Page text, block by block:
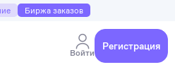
Биржа заказов
Войти
Регистрация